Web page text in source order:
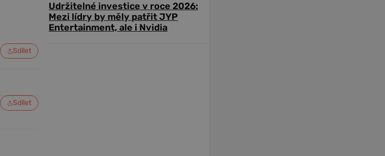
Sdílet
Sdílet
Udržitelné investice v roce 2026:
Mezi lídry by měly patřit JYP
Entertainment, ale i Nvidia